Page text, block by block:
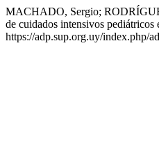
MACHADO, Sergio;
de cuidados intensivos pediátricos
https://adp.sup.org.uy/index.php/